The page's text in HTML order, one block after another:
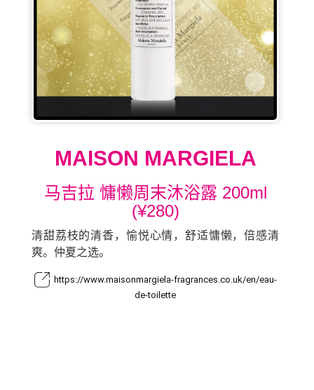
MAISON MARGIELA
马吉拉 慵懒周末沐浴露 200ml
(¥280)
清甜荔枝的清香，愉悦心情，舒适慵懒，倍感清
爽。仲夏之选。
https://www.maisonmargiela-fragrances.co.uk/en/eau-
de-toilette